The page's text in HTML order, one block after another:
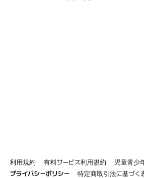
利用規約 有料サービス利用規約
児童青少
プライバシーポリシー
特定商取引法に基づく